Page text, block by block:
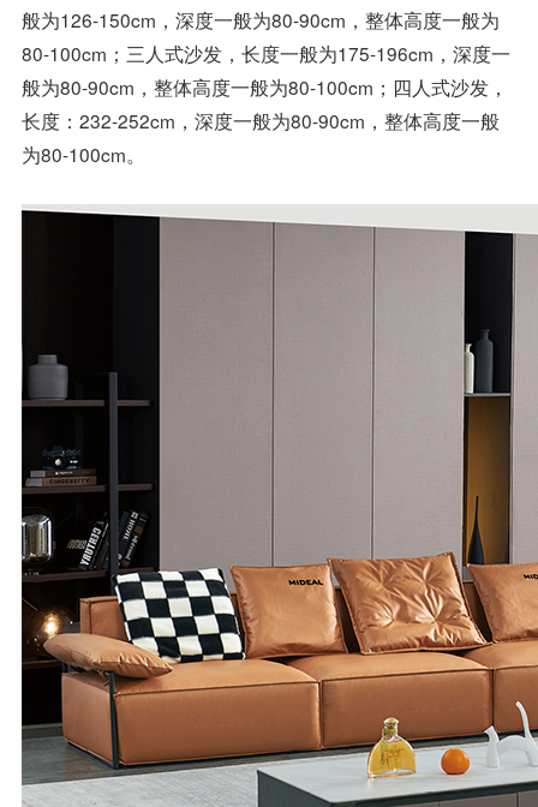
般为126-150cm，深度一般为80-90cm，整体高度一般为
80-100cm；三人式沙发，长度一般为175-196cm，深度一
般为80-90cm，整体高度一般为80-100cm；四人式沙发，
长度：232-252cm，深度一般为80-90cm，整体高度一般
为80-100cm。